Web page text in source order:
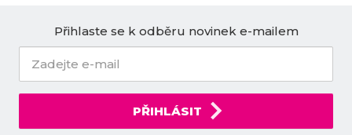
Přihlaste se k odběru novinek e-mailem
PŘIHLÁSIT